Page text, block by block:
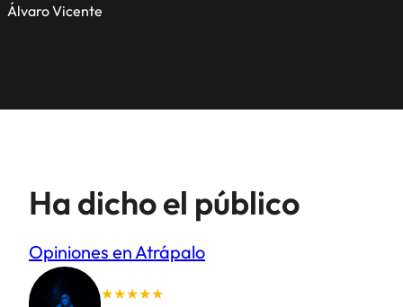
Álvaro Vicente
Ha dicho el público
Opiniones en Atrápalo
★★★★★